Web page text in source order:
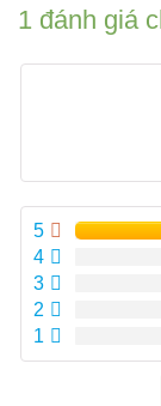
1 đánh giá
5
4
3
2
1